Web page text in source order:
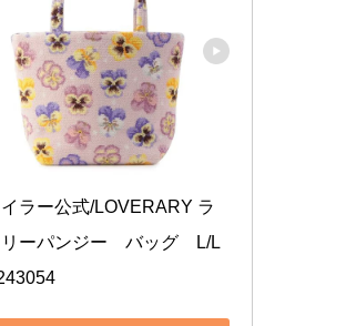
ラー公式/LOVERARY ラ
ーパンジー　バッグ　L/L